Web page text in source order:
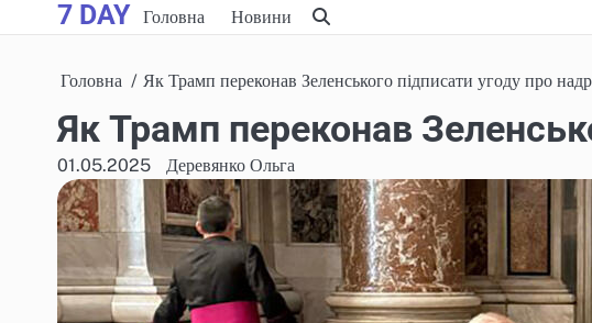
to
7 DAY Головна Новини
Головна Як Трамп переконав Зеленського підписати угоду про
Як Трамп переконав
01.05.2025 Деревянко Ольга